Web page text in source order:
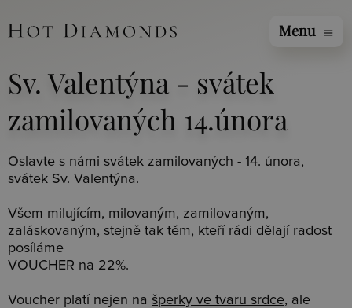
Menu menu
Sv. Valentýna - svátek
zamilovaných 14.února
Oslavte s námi svátek zamilovaných - 14. února,
svátek Sv. Valentýna.
Všem milujícím, milovaným, zamilovaným,
zaláskovaným, stejně tak těm, kteří rádi dělají radost
posíláme
VOUCHER na 22%.
Voucher platí nejen na šperky ve tvaru srdce, ale